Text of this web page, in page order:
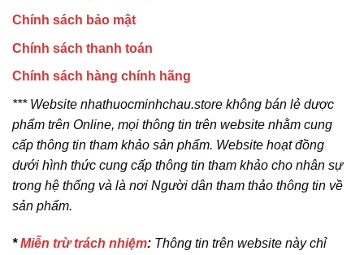
Chính sách bảo mật
Chính sách thanh toán
Chính sách hàng chính hãng
*** Website nhathuocminhchau.store không bán lẻ dược
phẩm trên Online, mọi thông tin trên website nhằm cung
cấp thông tin tham khảo sản phẩm. Website hoạt đồng
dưới hình thức cung cấp thông tin tham khảo cho nhân sự
trong hệ thống và là nơi Người dân tham thảo thông tin về
sản phẩm.
*Miễn trừ trách nhiệm: Thông tin trên website này chỉ